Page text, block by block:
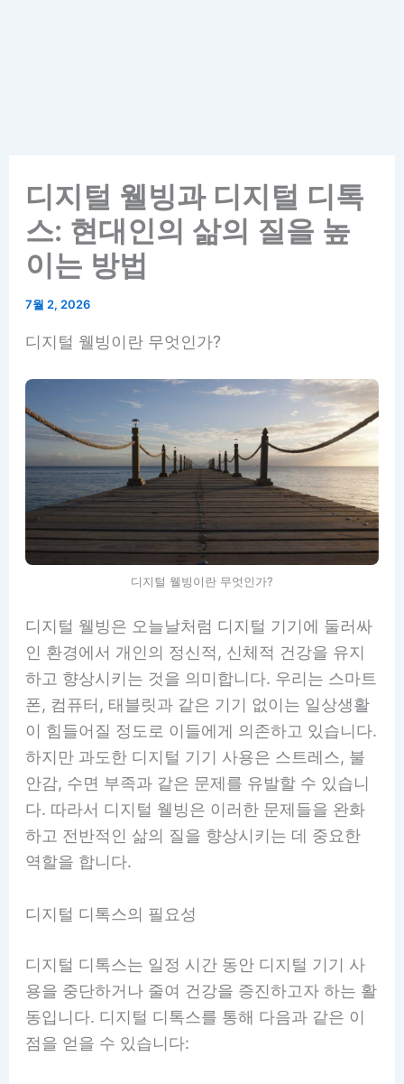
디지털 웰빙과 디지털 디톡
스: 현대인의 삶의 질을 높
이는 방법
7월 2, 2026
디지털 웰빙이란 무엇인가?
디지털 웰빙이란 무엇인가?
디지털 웰빙은 오늘날처럼 디지털 기기에 둘러싸
인 환경에서 개인의 정신적, 신체적 건강을 유지
하고 향상시키는 것을 의미합니다. 우리는 스마트
폰, 컴퓨터, 태블릿과 같은 기기 없이는 일상생활
이 힘들어질 정도로 이들에게 의존하고 있습니다.
하지만 과도한 디지털 기기 사용은 스트레스, 불
안감, 수면 부족과 같은 문제를 유발할 수 있습니
다. 따라서 디지털 웰빙은 이러한 문제들을 완화
하고 전반적인 삶의 질을 향상시키는 데 중요한
역할을 합니다.
디지털 디톡스의 필요성
디지털 디톡스는 일정 시간 동안 디지털 기기 사
용을 중단하거나 줄여 건강을 증진하고자 하는 활
동입니다. 디지털 디톡스를 통해 다음과 같은 이
점을 얻을 수 있습니다: